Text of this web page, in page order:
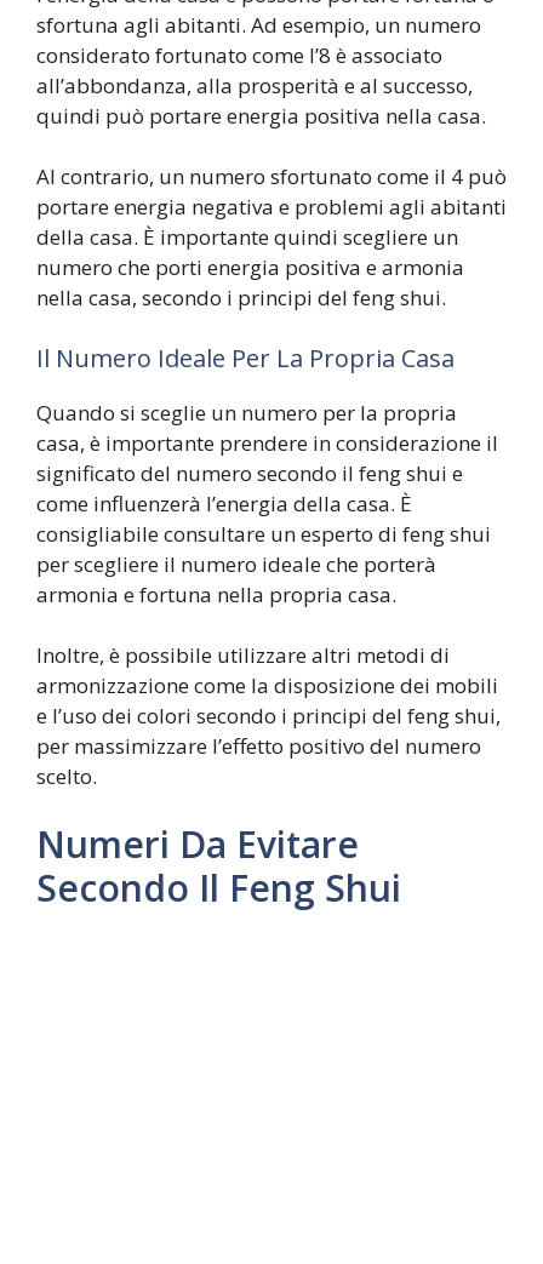
sfortuna agli abitanti. Ad esempio, un numero
considerato fortunato come l’8 è associato
all’abbondanza, alla prosperità e al successo,
quindi può portare energia positiva nella casa.
Al contrario, un numero sfortunato come il 4 può
portare energia negativa e problemi agli abitanti
della casa. È importante quindi scegliere un
numero che porti energia positiva e armonia
nella casa, secondo i principi del feng shui.
Il Numero Ideale Per La Propria Casa
Quando si sceglie un numero per la propria
casa, è importante prendere in considerazione il
significato del numero secondo il feng shui e
come influenzerà l’energia della casa. È
consigliabile consultare un esperto di feng shui
per scegliere il numero ideale che porterà
armonia e fortuna nella propria casa.
Inoltre, è possibile utilizzare altri metodi di
armonizzazione come la disposizione dei mobili
e l’uso dei colori secondo i principi del feng shui,
per massimizzare l’effetto positivo del numero
scelto.
Numeri Da Evitare
Secondo Il Feng Shui